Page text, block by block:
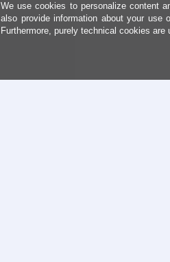
We use cookies to personalize content
also provide information about your use
Furthermore, purely technical cookies